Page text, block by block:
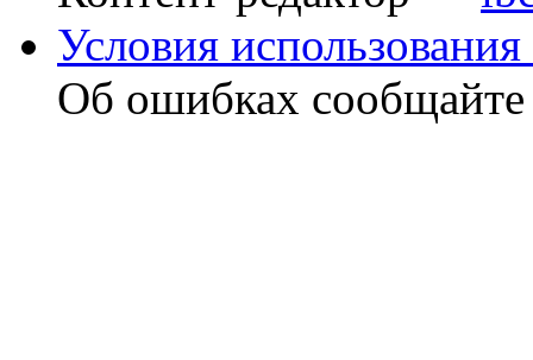
Условия использования
Об ошибках